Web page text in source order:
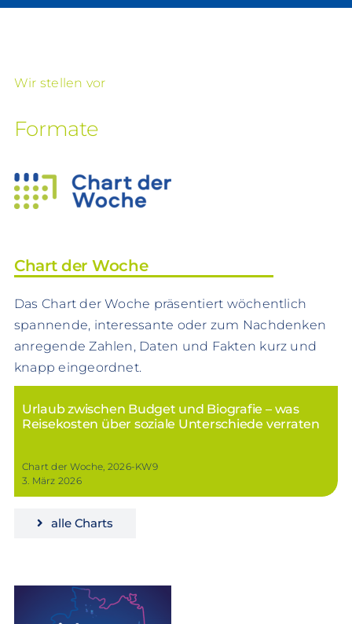
Wir stellen vor
Formate
Chart der Woche
Das Chart der Woche präsentiert wöchentlich
spannende, interessante oder zum Nachdenken
anregende Zahlen, Daten und Fakten kurz und
knapp eingeordnet.
Urlaub zwischen Budget und Biografie – was
Reisekosten über soziale Unterschiede verraten
Chart der Woche, 2026-KW9
3. März 2026
alle Charts